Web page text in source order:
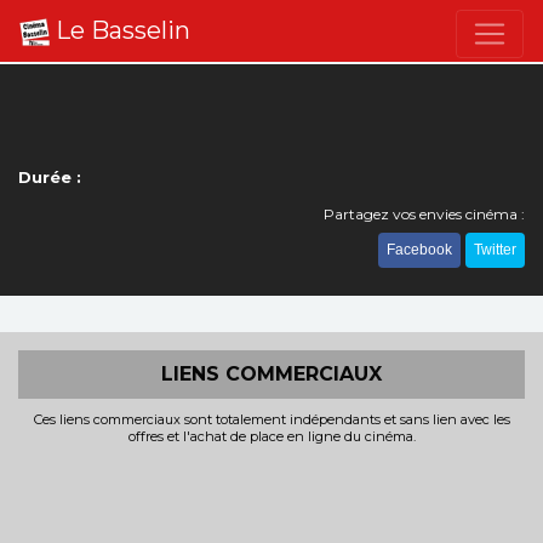
Le Basselin
Durée :
Partagez vos envies cinéma :
Facebook Twitter
LIENS COMMERCIAUX
Ces liens commerciaux sont totalement indépendants et sans lien avec les
offres et l'achat de place en ligne du cinéma.